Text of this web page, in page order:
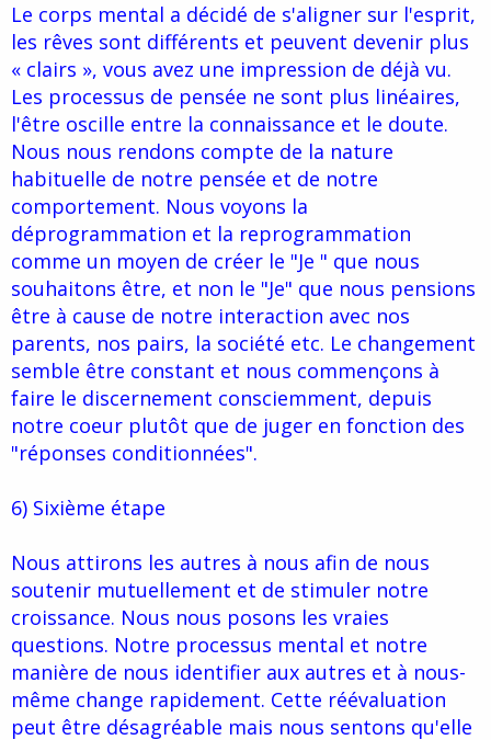
Le corps mental a décidé de s'aligner sur l'esprit,
les rêves sont différents et peuvent devenir plus
« clairs », vous avez une impression de déjà vu.
Les processus de pensée ne sont plus linéaires,
l'être oscille entre la connaissance et le doute.
Nous nous rendons compte de la nature
habituelle de notre pensée et de notre
comportement. Nous voyons la
déprogrammation et la reprogrammation
comme un moyen de créer le "Je " que nous
souhaitons être, et non le "Je" que nous pensions
être à cause de notre interaction avec nos
parents, nos pairs, la société etc. Le changement
semble être constant et nous commençons à
faire le discernement consciemment, depuis
notre coeur plutôt que de juger en fonction des
"réponses conditionnées".
6) Sixième étape
Nous attirons les autres à nous afin de nous
soutenir mutuellement et de stimuler notre
croissance. Nous nous posons les vraies
questions. Notre processus mental et notre
manière de nous identifier aux autres et à nous-
même change rapidement. Cette réévaluation
peut être désagréable mais nous sentons qu'elle